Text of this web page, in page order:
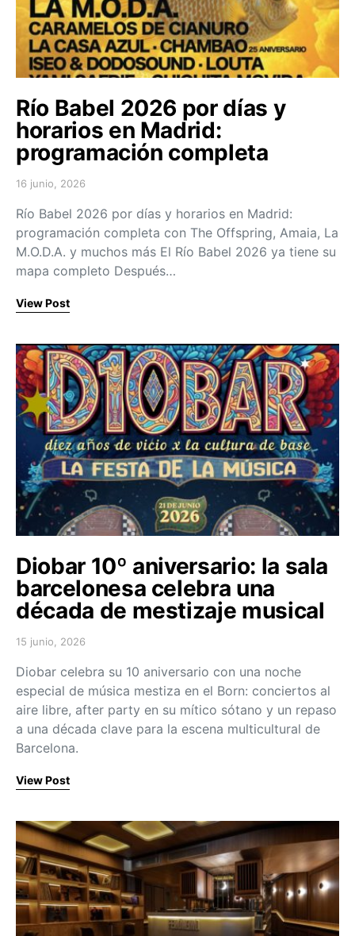
Río Babel 2026 por días y
horarios en Madrid:
programación completa
Posted on
16 junio, 2026
Río Babel 2026 por días y horarios en Madrid:
programación completa con The Offspring, Amaia, La
M.O.D.A. y muchos más El Río Babel 2026 ya tiene su
mapa completo Después…
View Post
Diobar 10º aniversario: la sala
barcelonesa celebra una
década de mestizaje musical
Posted on
15 junio, 2026
Diobar celebra su 10 aniversario con una noche
especial de música mestiza en el Born: conciertos al
aire libre, after party en su mítico sótano y un repaso
a una década clave para la escena multicultural de
Barcelona.
View Post